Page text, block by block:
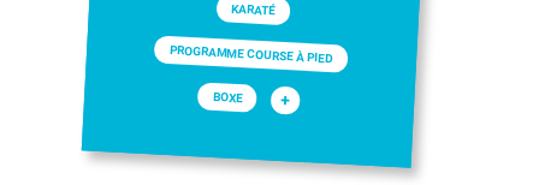
KARATÉ
PROGRAMME COURSE À PIED
BOXE +